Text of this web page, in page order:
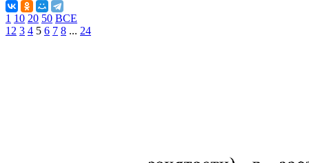
1 10 20 50 ВСЕ
1 2 3 4 5 6 7 8 ... 24